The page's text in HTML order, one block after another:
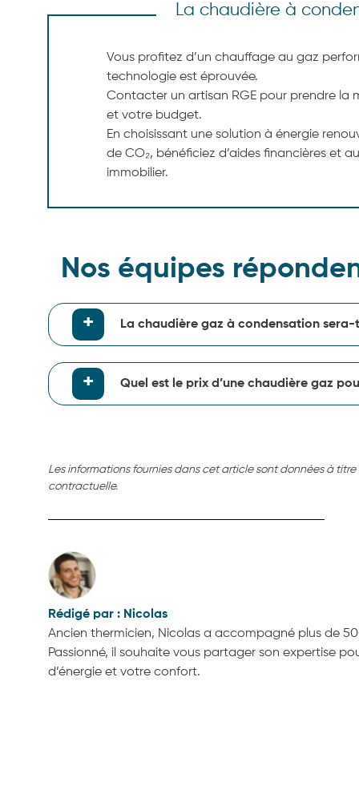
La chaudière à
Vous profitez d’un chauffage au gaz
technologie est éprouvée.
Contacter un artisan RGE pour prendre la
et votre budget.
En choisissant une solution à énergie
de CO₂, bénéficiez d’aides financières et
immobilier.
Nos équipes
La chaudière gaz à condensation
Quel est le prix d’une chaudière gaz
Les informations fournies dans cet article sont données à
contractuelle.
Nicolas
Ancien thermicien, Nicolas a accompagné plus de
Passionné, il souhaite vous partager son expertise
d’énergie et votre confort.